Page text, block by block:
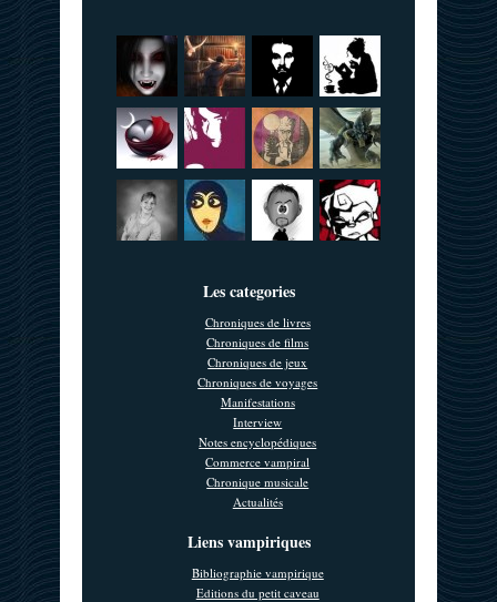
Les categories
Chroniques de livres
Chroniques de films
Chroniques de jeux
Chroniques de voyages
Manifestations
Interview
Notes encyclopédiques
Commerce vampiral
Chronique musicale
Actualités
Liens vampiriques
Bibliographie vampirique
Editions du petit caveau